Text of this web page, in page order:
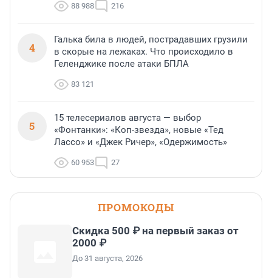
88 988 216
4
Галька била в людей, пострадавших грузили
в скорые на лежаках. Что происходило в
Геленджике после атаки БПЛА
83 121
5
15 телесериалов августа — выбор
«Фонтанки»: «Коп-звезда», новые «Тед
Лассо» и «Джек Ричер», «Одержимость»
60 953 27
ПРОМОКОДЫ
Скидка 500 ₽ на первый заказ от
2000 ₽
До 31 августа, 2026